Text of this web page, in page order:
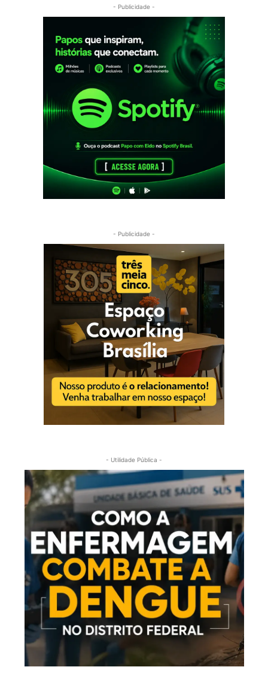
- Publicidade -
- Publicidade -
- Utilidade Pública -